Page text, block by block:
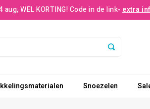
WEL KORTING! Code in de link- extra
Snoezelen